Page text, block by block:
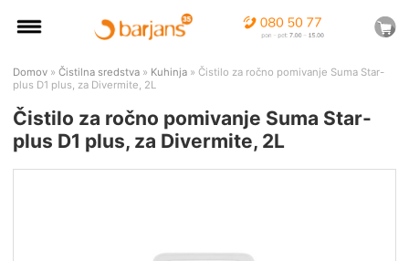
Domov » Čistilna sredstva » Kuhinja » Čistilo za ročno pomivanje Suma Star-
plus D1 plus, za Divermite, 2L
Čistilo za ročno pomivanje Suma Star-
plus D1 plus, za Divermite, 2L